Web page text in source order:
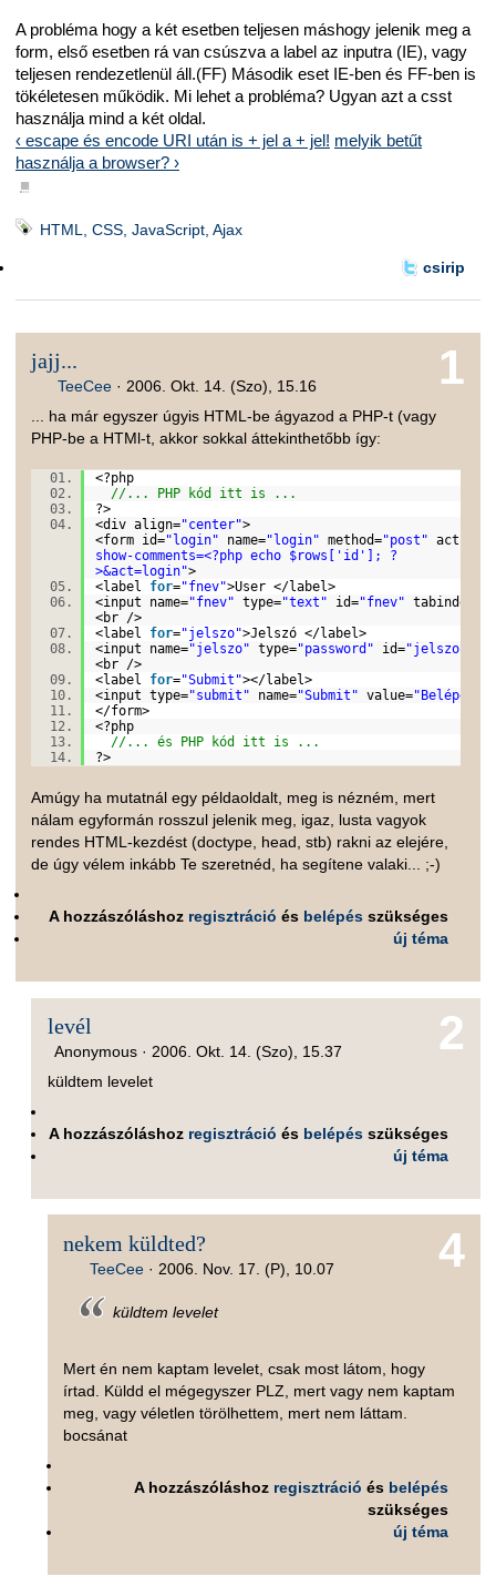
A probléma hogy a két esetben teljesen máshogy jelenik meg a
form, első esetben rá van csúszva a label az inputra (IE), vagy
teljesen rendezetlenül áll.(FF) Második eset IE-ben és FF-ben is
tökéletesen működik. Mi lehet a probléma? Ugyan azt a csst
használja mind a két oldal.
‹ escape és encode URI után is + jel a + jel! melyik betűt
használja a browser? ›
■
HTML, CSS, JavaScript, Ajax
csirip
1
jajj...
TeeCee · 2006. Okt. 14. (Szo), 15.16
... ha már egyszer úgyis HTML-be ágyazod a PHP-t (vagy
PHP-be a HTMl-t, akkor sokkal áttekinthetőbb így:
<?php
//... PHP kód itt is ...
?>
<div align="center">
<form id="login" name="login" method="post" action=
show-comments=<?php echo $rows['id']; ?
>&act=login">
<label for="fnev">User </label>
<input name="fnev" type="text" id="fnev" tabindex=
<br />
<label for="jelszo">Jelszó </label>
<input name="jelszo" type="password" id="jelszo"
<br />
<label for="Submit"></label>
<input type="submit" name="Submit" value="Belépés"
</form>
<?php
//... és PHP kód itt is ...
?>
Amúgy ha mutatnál egy példaoldalt, meg is nézném, mert
nálam egyformán rosszul jelenik meg, igaz, lusta vagyok
rendes HTML-kezdést (doctype, head, stb) rakni az elejére,
de úgy vélem inkább Te szeretnéd, ha segítene valaki... ;-)
A hozzászóláshoz regisztráció és belépés szükséges
új téma
2
levél
Anonymous · 2006. Okt. 14. (Szo), 15.37
küldtem levelet
A hozzászóláshoz regisztráció és belépés szükséges
új téma
4
nekem küldted?
TeeCee· 2006. Nov. 17. (P), 10.07
küldtem levelet
Mert én nem kaptam levelet, csak most látom, hogy
írtad. Küldd el mégegyszer PLZ, mert vagy nem kaptam
meg, vagy véletlen törölhettem, mert nem láttam.
bocsánat
A hozzászóláshoz regisztráció és belépés
szükséges
új téma